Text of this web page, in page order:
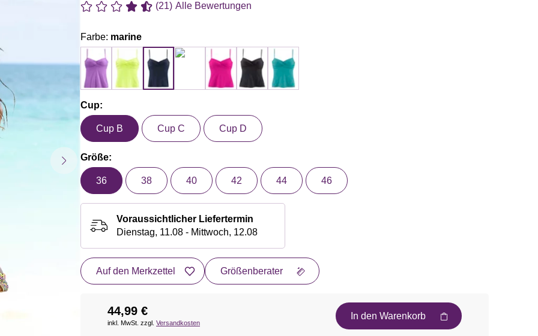
(21) Alle Bewertungen
Farbe: marine
Cup:
Cup B Cup C Cup D
Größe:
36 38 40 42 44 46
Voraussichtlicher Liefertermin
Dienstag, 11.08 - Mittwoch, 12.08
Auf den Merkzettel Größenberater
44,99 €
inkl. MwSt. zzgl. Versandkosten
In den Warenkorb